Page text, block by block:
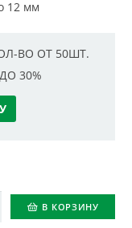
12 мм
ВО ОТ 50ШТ.
30%
В КОРЗИНУ